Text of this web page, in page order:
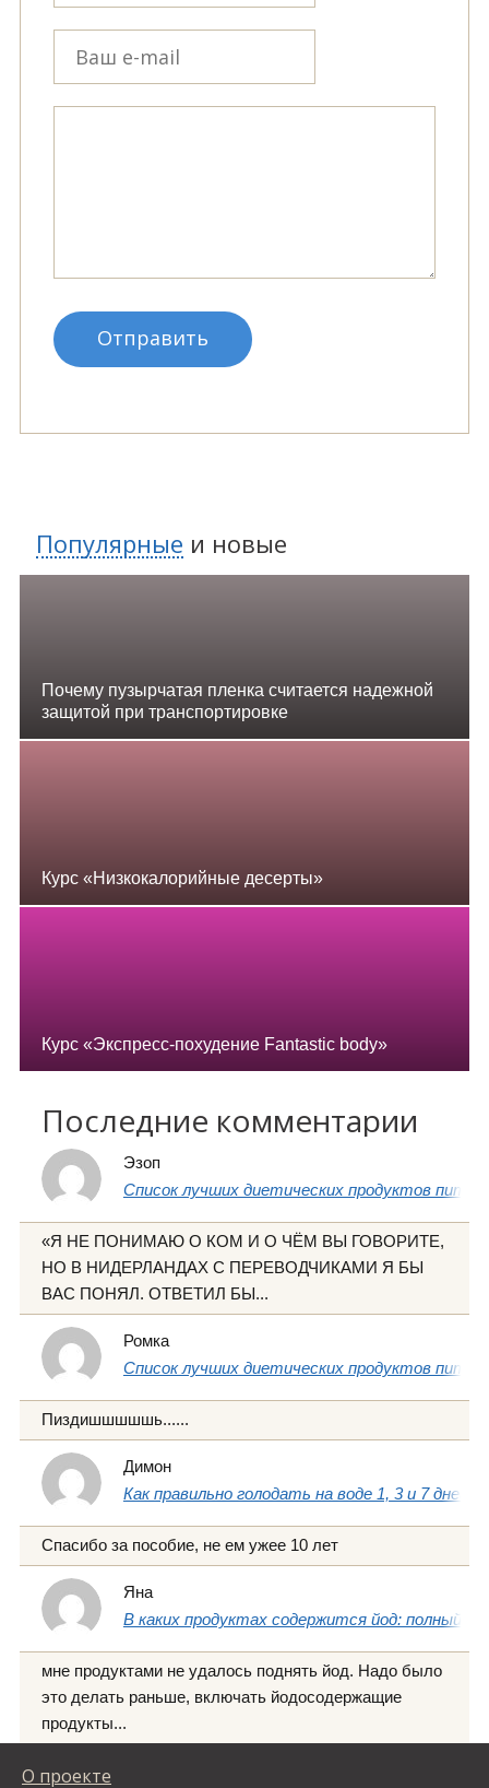
Популярные и новые
Почему пузырчатая пленка считается надежной
защитой при транспортировке
Курс «Низкокалорийные десерты»
Курс «Экспресс-похудение Fantastic body»
Последние комментарии
Эзоп
Список лучших диетических продуктов
«Я НЕ ПОНИМАЮ О КОМ И О ЧЁМ ВЫ ГОВОРИТЕ,
НО В НИДЕРЛАНДАХ С ПЕРЕВОДЧИКАМИ Я БЫ
ВАС ПОНЯЛ. ОТВЕТИЛ БЫ...
Ромка
Список лучших диетических продуктов
Пиздишшшшшь......
Димон
Как правильно голодать на воде 1, 3 и 7 дней
Спасибо за пособие, не ем ужее 10 лет
Яна
В каких продуктах содержится йод: полный
мне продуктами не удалось поднять йод. Надо было
это делать раньше, включать йодосодержащие
продукты...
О проекте